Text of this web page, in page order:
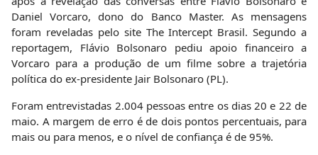
Daniel Vorcaro, dono do Banco Master. As mensagens
foram reveladas pelo site The Intercept Brasil. Segundo a
reportagem, Flávio Bolsonaro pediu apoio financeiro a
Vorcaro para a produção de um filme sobre a trajetória
política do ex-presidente Jair Bolsonaro (PL).
Foram entrevistadas 2.004 pessoas entre os dias 20 e 22 de
maio. A margem de erro é de dois pontos percentuais, para
mais ou para menos, e o nível de confiança é de 95%.